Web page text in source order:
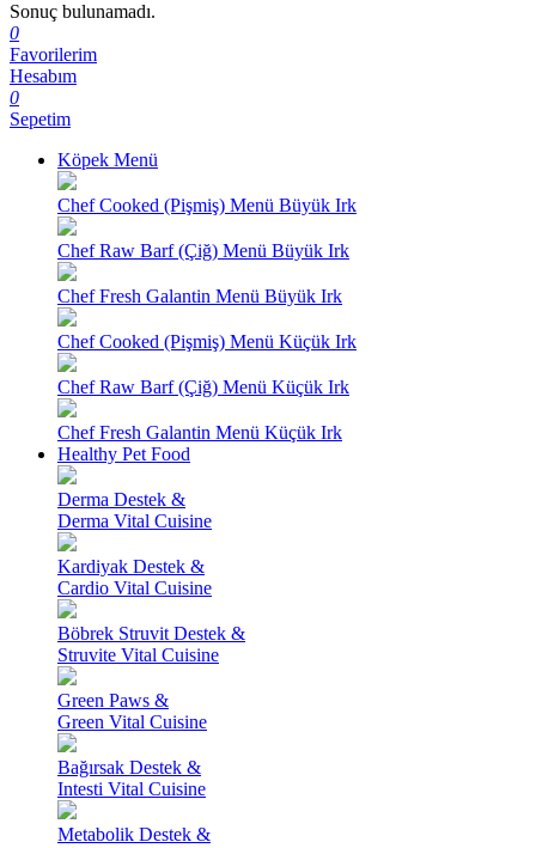
Sonuç bulunamadı.
0
Favorilerim
Hesabım
0
Sepetim
Köpek Menü
Chef Cooked (Pişmiş) Menü Büyük Irk
Chef Raw Barf (Çiğ) Menü Büyük Irk
Chef Fresh Galantin Menü Büyük Irk
Chef Cooked (Pişmiş) Menü Küçük Irk
Chef Raw Barf (Çiğ) Menü Küçük Irk
Chef Fresh Galantin Menü Küçük Irk
Healthy Pet Food
Derma Destek &
Derma Vital Cuisine
Kardiyak Destek &
Cardio Vital Cuisine
Böbrek Struvit Destek &
Struvite Vital Cuisine
Green Paws &
Green Vital Cuisine
Bağırsak Destek &
Intesti Vital Cuisine
Metabolik Destek &